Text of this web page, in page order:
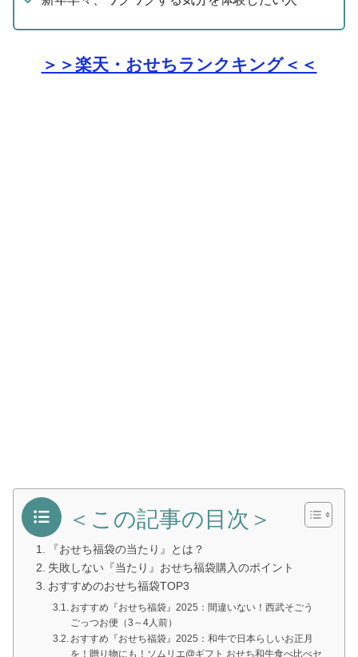
＞＞楽天・おせちランクキング＜＜
＜この記事の目次＞
『おせち福袋の当たり』とは？
失敗しない『当たり』おせち福袋購入のポイント
おすすめのおせち福袋TOP3
おすすめ『おせち福袋』2025：間違いない！西武そごう
ごっつお便（3～4人前）
おすすめ『おせち福袋』2025：和牛で日本らしいお正月
を！贈り物にも！ソムリエ@ギフト おせち和牛食べ比べセ